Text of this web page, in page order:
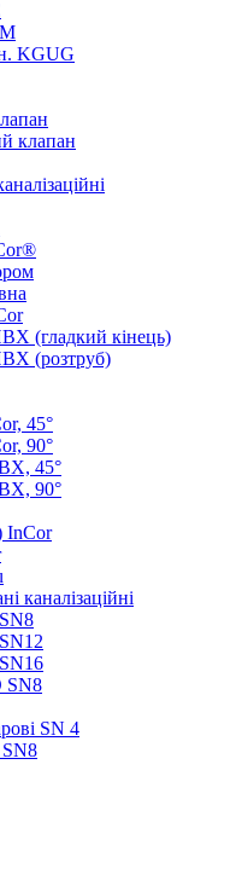
KGUG
клапан
(гладкий кінець)
(розтруб)
45°
90°
45°
90°
InCor
SN8
SN 4